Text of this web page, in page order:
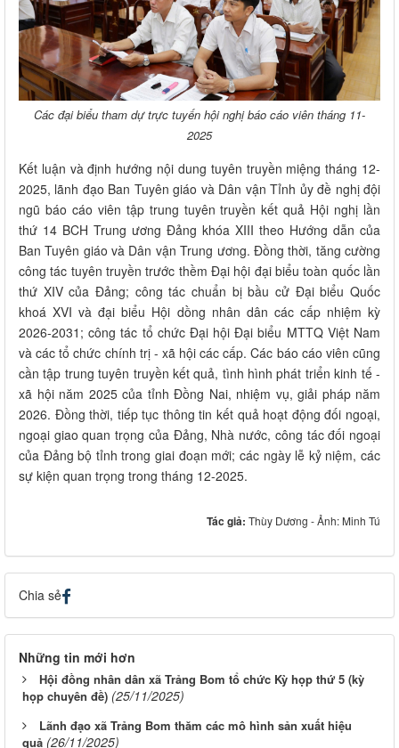
Các đại biểu tham dự trực tuyến hội nghị báo cáo viên tháng 11-
2025
Kết luận và định hướng nội dung tuyên truyền miệng tháng 12-
2025, lãnh đạo Ban Tuyên giáo và Dân vận Tỉnh ủy đề nghị đội
ngũ báo cáo viên tập trung tuyên truyền kết quả Hội nghị lần
thứ 14 BCH Trung ương Đảng khóa XIII theo Hướng dẫn của
Ban Tuyên giáo và Dân vận Trung ương. Đồng thời, tăng cường
công tác tuyên truyền trước thềm Đại hội đại biểu toàn quốc lần
thứ XIV của Đảng; công tác chuẩn bị bầu cử Đại biểu Quốc
khoá XVI và đại biểu Hội dồng nhân dân các cấp nhiệm kỳ
2026-2031; công tác tổ chức Đại hội Đại biểu MTTQ Việt Nam
và các tổ chức chính trị - xã hội các cấp. Các báo cáo viên cũng
cần tập trung tuyên truyền kết quả, tình hình phát triển kinh tế -
xã hội năm 2025 của tỉnh Đồng Nai, nhiệm vụ, giải pháp năm
2026. Đồng thời, tiếp tục thông tin kết quả hoạt động đối ngoại,
ngoại giao quan trọng của Đảng, Nhà nước, công tác đối ngoại
của Đảng bộ tỉnh trong giai đoạn mới; các ngày lễ kỷ niệm, các
sự kiện quan trọng trong tháng 12-2025.
Tác giả: Thùy Dương - Ảnh: Minh Tú
Chia sẻ
Những tin mới hơn
Hội đồng nhân dân xã Trảng Bom tổ chức Kỳ họp thứ 5 (kỳ
họp chuyên đề) (25/11/2025)
Lãnh đạo xã Trảng Bom thăm các mô hình sản xuất hiệu
quả (26/11/2025)